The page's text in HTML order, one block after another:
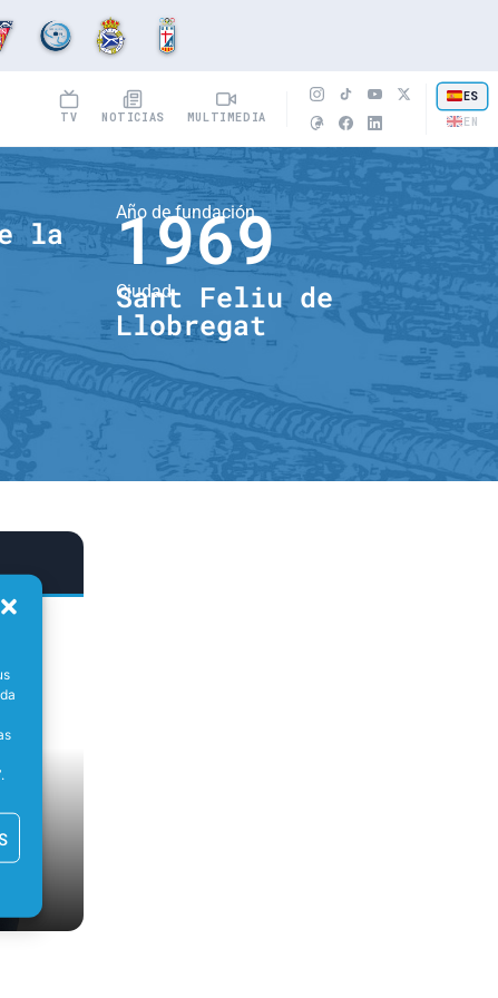
TV NOTICIAS MULTIMEDIA
ES
EN
la
Año de fundación
1969
Ciudad
Sant Feliu de
Llobregat